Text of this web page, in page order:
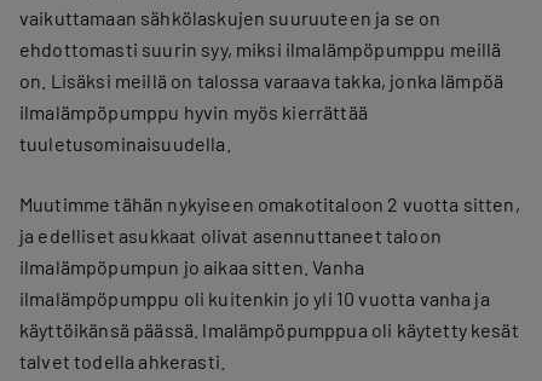
vaikuttamaan sähkölaskujen suuruuteen ja se on
ehdottomasti suurin syy, miksi ilmalämpöpumppu meillä
on. Lisäksi meillä on talossa varaava takka, jonka lämpöä
ilmalämpöpumppu hyvin myös kierrättää
tuuletusominaisuudella.
Muutimme tähän nykyiseen omakotitaloon 2 vuotta sitten,
ja edelliset asukkaat olivat asennuttaneet taloon
ilmalämpöpumpun jo aikaa sitten. Vanha
ilmalämpöpumppu oli kuitenkin jo yli 10 vuotta vanha ja
käyttöikänsä päässä. lmalämpöpumppua oli käytetty kesät
talvet todella ahkerasti.